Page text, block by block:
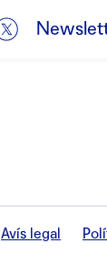
Avís legal